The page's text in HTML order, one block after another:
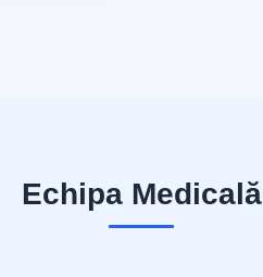
Echipa Medicală